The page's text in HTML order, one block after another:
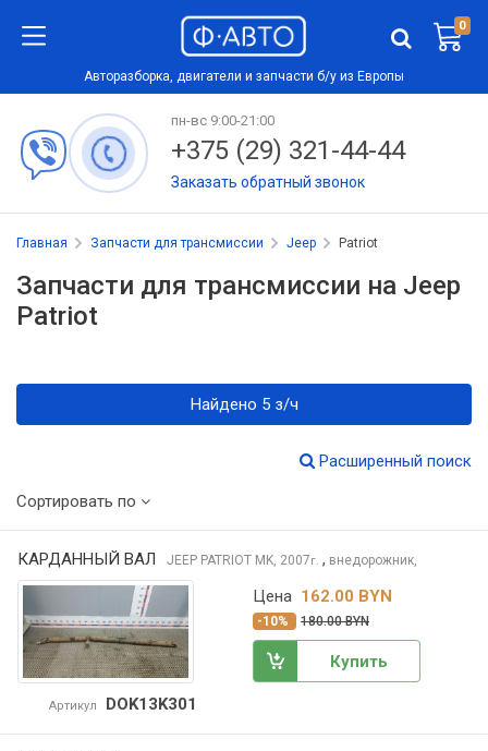
0
Авторазборка, двигатели и запчасти б/у из Европы
пн-вс 9:00-21:00
+375 (29) 321-44-44
Заказать обратный звонок
Главная Запчасти для трансмиссии Jeep Patriot
Запчасти для трансмиссии на Jeep
Patriot
Найдено 5 з/ч
Расширенный поиск
Сортировать по
КАРДАННЫЙ ВАЛ JEEP PATRIOT MK, 2007г. , внедорожник,
Артикул DOK13K301
Цена 162.00 BYN
-10% 180.00 BYN
Купить